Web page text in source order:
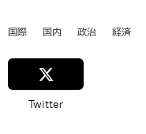
国際 国内 政治 経済
Twitter